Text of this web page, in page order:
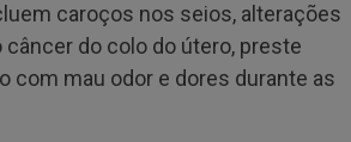
caroços nos seios, alterações
do colo do útero, preste
com mau odor e dores durante as